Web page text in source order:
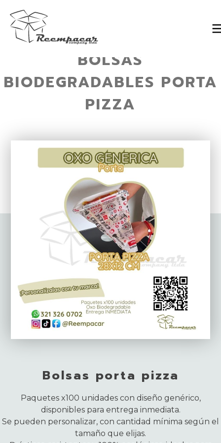
content
BOLSAS
BIODEGRADABLES PORTA
PIZZA
Bolsas porta pizza
Paquetes x100 unidades con diseño genérico,
disponibles para entrega inmediata.
Se pueden personalizar, con cantidad mínima según el
tamaño que elijas.